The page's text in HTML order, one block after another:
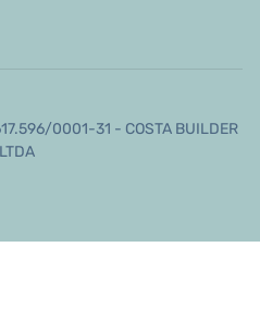
0001-31 - COSTA BUILDER
LTDA